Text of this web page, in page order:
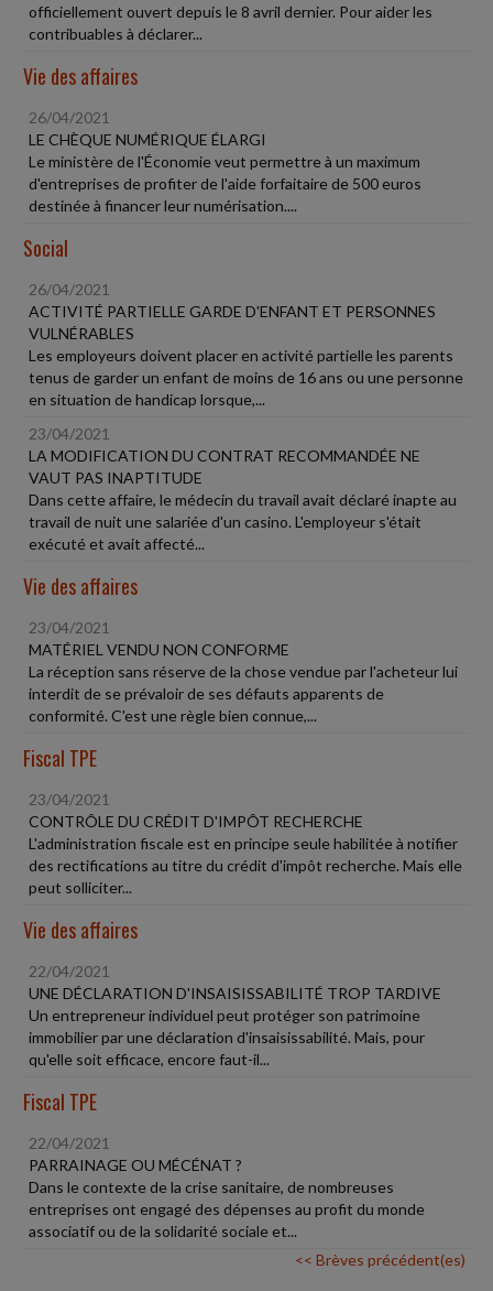
officiellement ouvert depuis le 8 avril dernier. Pour aider les
contribuables à déclarer...
Vie des affaires
26/04/2021
LE CHÈQUE NUMÉRIQUE ÉLARGI
Le ministère de l'Économie veut permettre à un maximum
d'entreprises de profiter de l'aide forfaitaire de 500 euros
destinée à financer leur numérisation....
Social
26/04/2021
ACTIVITÉ PARTIELLE GARDE D'ENFANT ET PERSONNES
VULNÉRABLES
Les employeurs doivent placer en activité partielle les parents
tenus de garder un enfant de moins de 16 ans ou une personne
en situation de handicap lorsque,...
23/04/2021
LA MODIFICATION DU CONTRAT RECOMMANDÉE NE
VAUT PAS INAPTITUDE
Dans cette affaire, le médecin du travail avait déclaré inapte au
travail de nuit une salariée d'un casino. L'employeur s'était
exécuté et avait affecté...
Vie des affaires
23/04/2021
MATÉRIEL VENDU NON CONFORME
La réception sans réserve de la chose vendue par l'acheteur lui
interdit de se prévaloir de ses défauts apparents de
conformité. C'est une règle bien connue,...
Fiscal TPE
23/04/2021
CONTRÔLE DU CRÉDIT D'IMPÔT RECHERCHE
L'administration fiscale est en principe seule habilitée à notifier
des rectifications au titre du crédit d'impôt recherche. Mais elle
peut solliciter...
Vie des affaires
22/04/2021
UNE DÉCLARATION D'INSAISISSABILITÉ TROP TARDIVE
Un entrepreneur individuel peut protéger son patrimoine
immobilier par une déclaration d'insaisissabilité. Mais, pour
qu'elle soit efficace, encore faut-il...
Fiscal TPE
22/04/2021
PARRAINAGE OU MÉCÉNAT ?
Dans le contexte de la crise sanitaire, de nombreuses
entreprises ont engagé des dépenses au profit du monde
associatif ou de la solidarité sociale et...
<< Brèves précédent(es)